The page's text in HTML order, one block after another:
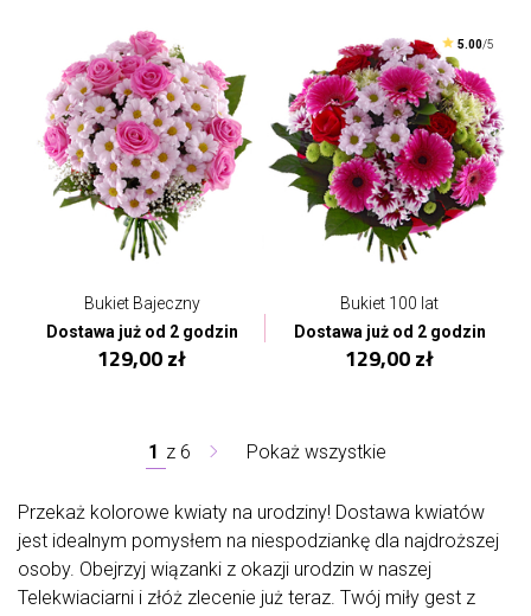
Bukiet Bajeczny
Dostawa już od 2 godzin
129,00 zł
5.00/5
Bukiet 100 lat
Dostawa już od 2 godzin
129,00 zł
1 z 6 Pokaż wszystkie
Przekaż kolorowe kwiaty na urodziny! Dostawa kwiatów
jest idealnym pomysłem na niespodziankę dla najdroższej
osoby. Obejrzyj wiązanki z okazji urodzin w naszej
Telekwiaciarni i złóż zlecenie już teraz. Twój miły gest z